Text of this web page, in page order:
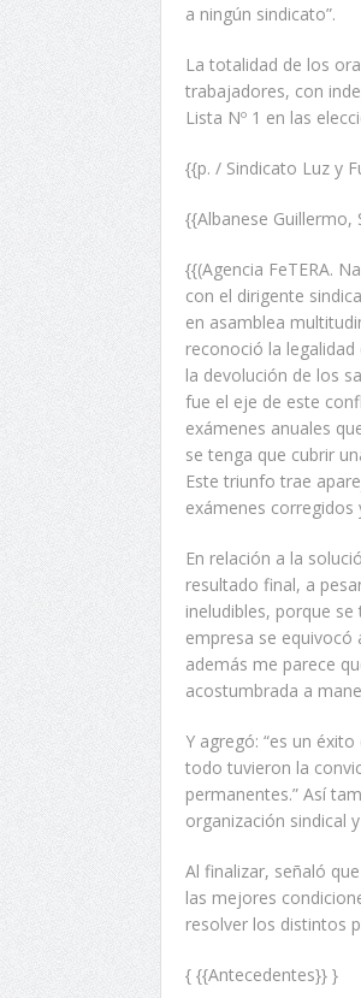
a ningún sindicato”.
La totalidad de los
trabajadores, con
Lista Nº 1 en las
{{p. / Sindicato Luz y
{{Albanese Guillermo,
{{(Agencia FeTERA.
con el dirigente
en asamblea
reconoció la
la devolución de los
fue el eje de este
exámenes anuales
se tenga que cubrir
Este triunfo trae
exámenes corregidos
En relación a la
resultado final, a
ineludibles, porque
empresa se
además me parece
acostumbrada a
Y agregó: “es un
todo tuvieron la
permanentes.” Así
organización sindical
Al finalizar, señaló
las mejores
resolver los distintos
{ {{Antecedentes}} }